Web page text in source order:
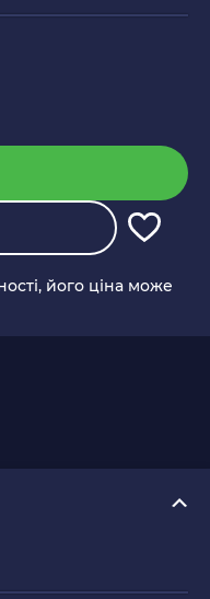
його ціна може